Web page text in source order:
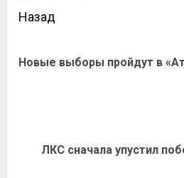
Назад
Новые выборы пройдут в
ЛКС сначала упустил